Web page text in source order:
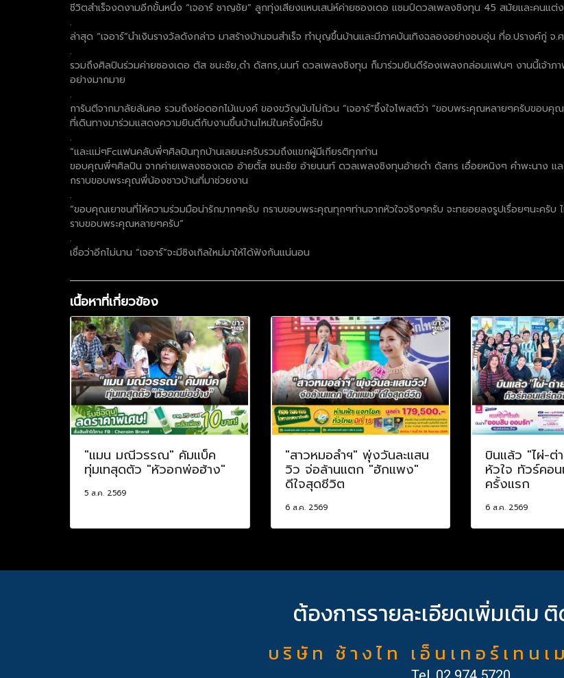
ชีวิตสำเร็จงดงามอีกขั้นหนึ่ง “เจอาร์ ชาญชัย” ลูกทุ่งเสียงแหบเสน่ห์ค่ายซองเดอ แชมป์ดวลเพลงชิงทุน 45 สมัยและคนแ
.
ล่าสุด “เจอาร์”นำเงินรางวัลดังกล่าว มาสร้างบ้านจนสำเร็จ ทำบุญขึ้นบ้านและมีภาคบันเทิงฉลองอย่างอบอุ่น ที่อ.ปรางค์กู่
.
รวมถึงศิลปินร่วมค่ายซองเดอ ตัส ชนะชัย,ดำ ดัสกร,นนท์ ดวลเพลงชิงทุน ก็มาร่วมยินดีร้องเพลงกล่อมแฟนๆ งานนี้เจ้าภ
อย่างมากมาย
.
การันตีจากมาลัยล้นคอ รวมถึงช่อดอกไม้แบงค์ ของขวัญนับไม่ถ้วน “เจอาร์”ซึ้งใจโพสต์ว่า “ขอบพระคุณหลายๆครับขอบคุ
ที่เดินทางมาร่วมแสดงความยินดีกับงานขึ้นบ้านไหม่ในครั้งนี้ครับ
.
“และแม่ๆFcแฟนคลับพี่ๆศิลปินทุกบ้านเลยนะครับรวมถึงแขกผู้มีเกียรติทุกท่าน
ขอบคุณพี่ๆศิลปิน จากค่ายเพลงซองเดอ อ้ายตั้ส ชนะชัย อ้ายนนท์ ดวลเพลงชิงทุนอ้ายดำ ดัสกร เอื่อยหนิงๆ คำพะนาง แ
กราบขอบพระคุณพี่น้องชาวบ้านที่มาช่วยงาน
.
“ขอบคุณเยาชนที่ไห้ความร่วมมือน่ารักมากๆครับ กราบขอบพระคุณทุกๆท่านจากหัวใจจริงๆครับ จะทยอยลงรูปเรื่อยๆนะค
ราบขอบพระคุณหลายๆครับ”
.
เชื่อว่าอีกไม่นาน “เจอาร์”จะมีซิงเกิลใหม่มาให้ได้ฟังกันแน่นอน
เนื้อหาที่เกี่ยวข้อง
"แมน มณีวรรณ" คัมแบ็ค
ทุ่มเทสุดตัว "หัวอกพ่อฮ้าง"
5 ส.ค. 2569
"สาวหมอลำฯ" พุ่งวันละแสน
วิว จ่อล้านแตก "ฮักแพง"
ดีใจสุดชีวิต
6 ส.ค. 2569
บินแล้ว "ไผ่-ต่
หัวใจ ทัวร์คอ
ครั้งแรก
6 ส.ค. 2569
ต้องการรายละเอียดเพิ่มเติม
บ ริ ษั ท ช้ า ง ไ ท เ อ็ น เ ท อ ร์ เ ท น เ